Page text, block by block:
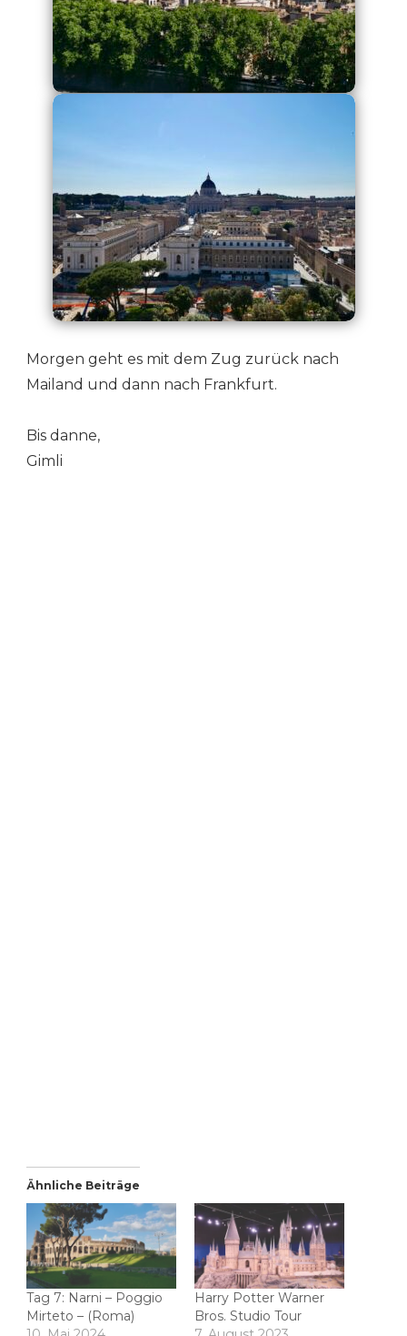
Morgen geht es mit dem Zug zurück nach
Mailand und dann nach Frankfurt.
Bis danne,
Gimli
Ähnliche Beiträge
Tag 7: Narni – Poggio
Mirteto – (Roma)
Harry Potter Warner
Bros. Studio Tour